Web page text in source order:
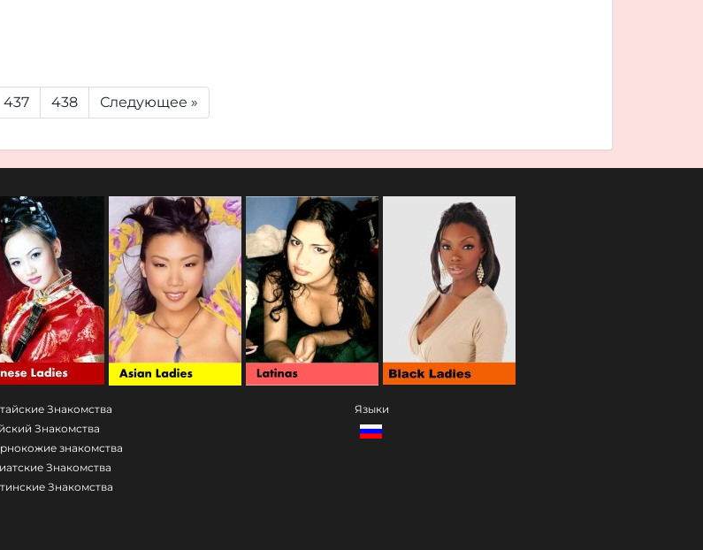
437 438 Следующее »
Знакомства
Знакомства
знакомства
Знакомства
Знакомства
Языки